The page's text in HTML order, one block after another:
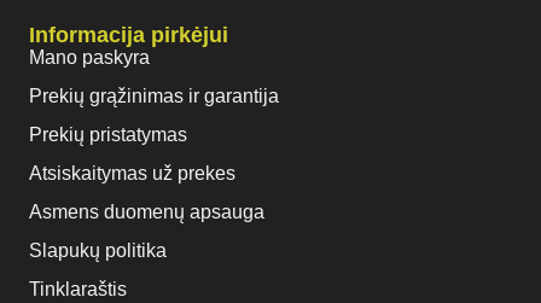
Informacija pirkėjui
Mano paskyra
Prekių grąžinimas ir garantija
Prekių pristatymas
Atsiskaitymas už prekes
Asmens duomenų apsauga
Slapukų politika
Tinklaraštis